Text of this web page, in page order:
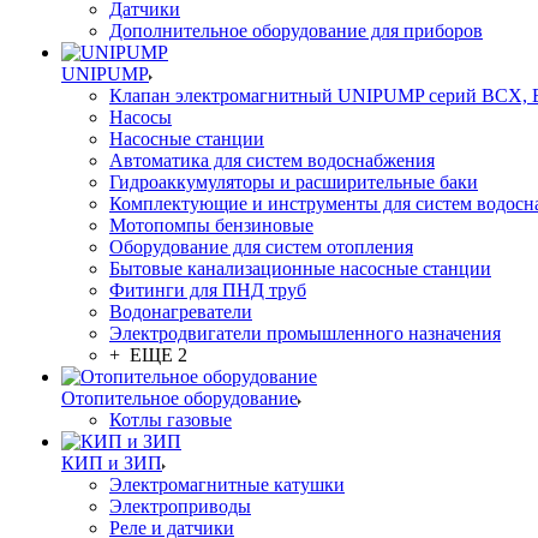
Датчики
Дополнительное оборудование для приборов
UNIPUMP
Клапан электромагнитный UNIPUMP серий BCX,
Насосы
Насосные станции
Автоматика для систем водоснабжения
Гидроаккумуляторы и расширительные баки
Комплектующие и инструменты для систем
Мотопомпы бензиновые
Оборудование для систем отопления
Бытовые канализационные насосные станции
Фитинги для ПНД труб
Водонагреватели
Электродвигатели промышленного назначения
+ ЕЩЕ 2
Отопительное оборудование
Котлы газовые
КИП и ЗИП
Электромагнитные катушки
Электроприводы
Реле и датчики